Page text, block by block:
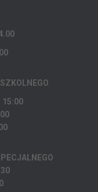
SZKOLNEGO
15:00